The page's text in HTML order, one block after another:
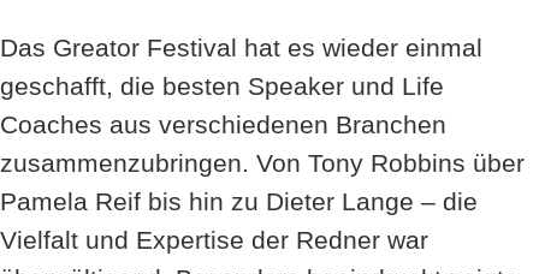
Das Greator Festival hat es wieder einmal
geschafft, die besten Speaker und Life
Coaches aus verschiedenen Branchen
zusammenzubringen. Von Tony Robbins über
Pamela Reif bis hin zu Dieter Lange – die
Vielfalt und Expertise der Redner war